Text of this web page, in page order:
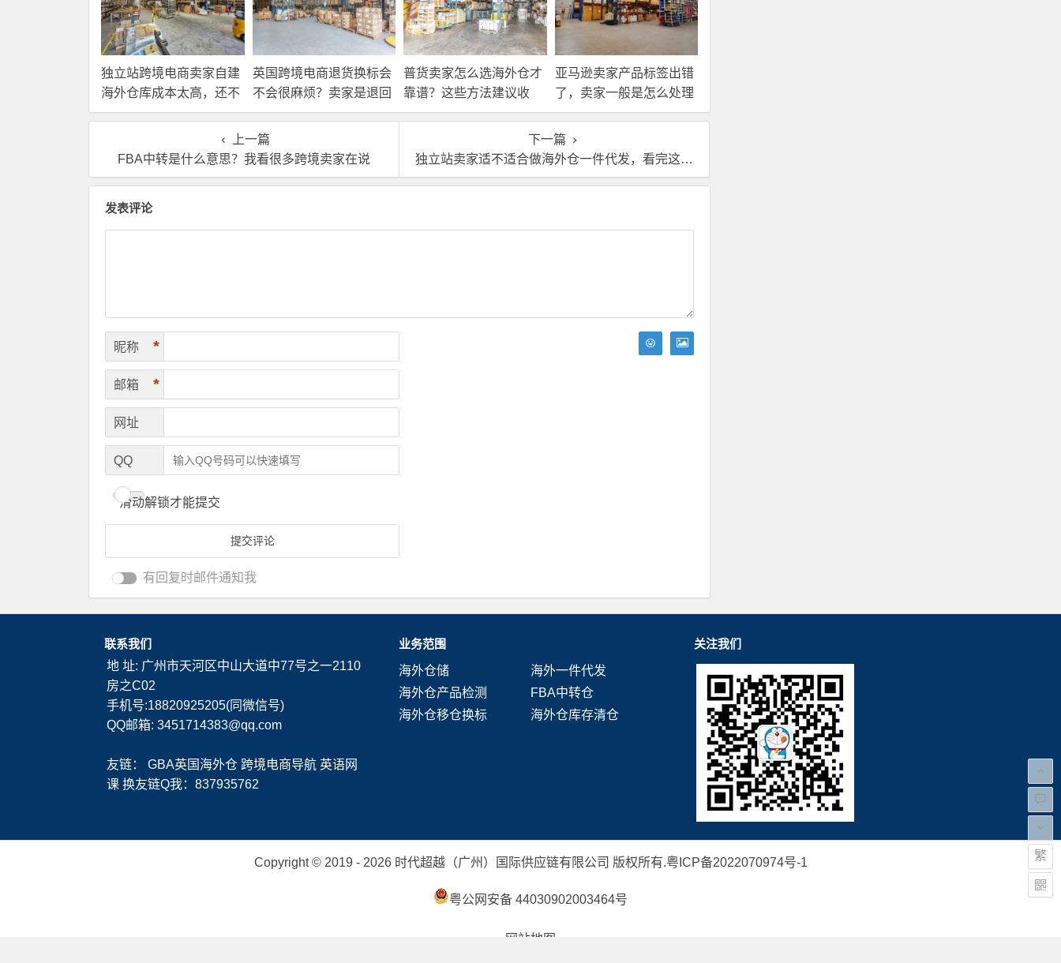
独立站跨境电商卖家自建
海外仓库成本太高，还不
如直接找第三方自营海外
英国跨境电商退货换标会
不会很麻烦？卖家是退回
国内还是在海外直接处
理？
普货卖家怎么选海外仓才
靠谱？这些方法建议收
藏！
亚马逊卖家产品标签出错
了，卖家一般是怎么处理
的？
上一篇
FBA中转是什么意思？我看很多跨境卖家在说
下一篇
独立站卖家适不适合做海外仓一件代发，看完这篇文章你就明白
发表评论
昵称 *
邮箱 *
网址
QQ
滑动解锁才能提交
有回复时邮件通知我
联系我们
地 址: 广州市天河区中山大道中77号之一2110
房之C02
手机号:18820925205(同微信号)
QQ邮箱: 3451714383@qq.com
友链： GBA英国海外仓 跨境电商导航 英语网
课 换友链Q我：837935762
业务范围
海外仓储
海外一件代发
海外仓产品检测
FBA中转仓
海外仓移仓换标
海外仓库存清仓
关注我们
Copyright © 2019 - 2026 时代超越（广州）国际供应链有限公司 版权所有.粤ICP备2022070974号-1
粤公网安备 44030902003464号
网站地图
繁